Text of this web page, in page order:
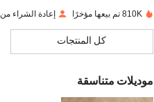
4.82
7.2K
49K
4.82
810K تم بيعها مؤخرًا إعادة الشراء من 40K
كل المنتجات
موديلات متناسقة